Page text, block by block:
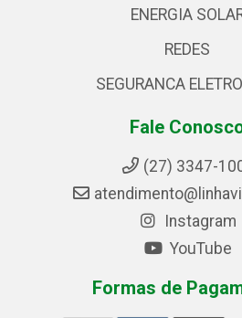
ENERGIA
REDES
SEGURANCA
Fale
(27) 3347-
Instagram
YouTube
Formas de